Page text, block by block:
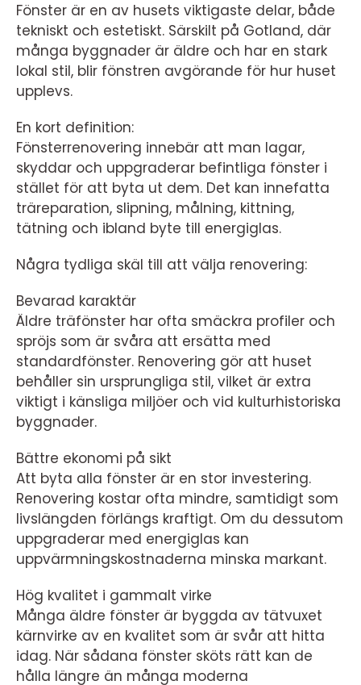
Fönster är en av husets viktigaste delar, både
tekniskt och estetiskt. Särskilt på Gotland, där
många byggnader är äldre och har en stark
lokal stil, blir fönstren avgörande för hur huset
upplevs.
En kort definition:
Fönsterrenovering innebär att man lagar,
skyddar och uppgraderar befintliga fönster i
stället för att byta ut dem. Det kan innefatta
träreparation, slipning, målning, kittning,
tätning och ibland byte till energiglas.
Några tydliga skäl till att välja renovering:
Bevarad karaktär
Äldre träfönster har ofta smäckra profiler och
spröjs som är svåra att ersätta med
standardfönster. Renovering gör att huset
behåller sin ursprungliga stil, vilket är extra
viktigt i känsliga miljöer och vid kulturhistoriska
byggnader.
Bättre ekonomi på sikt
Att byta alla fönster är en stor investering.
Renovering kostar ofta mindre, samtidigt som
livslängden förlängs kraftigt. Om du dessutom
uppgraderar med energiglas kan
uppvärmningskostnaderna minska markant.
Hög kvalitet i gammalt virke
Många äldre fönster är byggda av tätvuxet
kärnvirke av en kvalitet som är svår att hitta
idag. När sådana fönster sköts rätt kan de
hålla längre än många moderna